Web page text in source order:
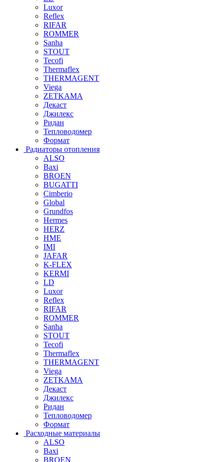
Luxor
Reflex
RIFAR
ROMMER
Sanha
STOUT
Tecofi
Thermaflex
THERMAGENT
Viega
ZETKAMA
Декаст
Джилекс
Ридан
Тепловодомер
Формат
Радиаторы отопления
ALSO
Baxi
BROEN
BUGATTI
Cimberio
Global
Grundfos
Hermes
HERZ
HME
IMI
JAFAR
K-FLEX
KERMI
LD
Luxor
Reflex
RIFAR
ROMMER
Sanha
STOUT
Tecofi
Thermaflex
THERMAGENT
Viega
ZETKAMA
Декаст
Джилекс
Ридан
Тепловодомер
Формат
Расходные материалы
ALSO
Baxi
BROEN